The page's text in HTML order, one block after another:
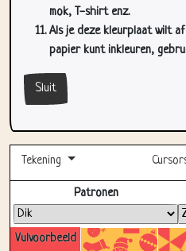
mok, T-shirt enz.
Als je deze kleurplaat wilt
papier kunt inkleuren,
Sluit
Tekening
Vulvoorbeeld
Patronen